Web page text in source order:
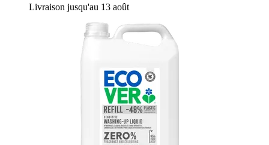
Livraison jusqu'au 13 août